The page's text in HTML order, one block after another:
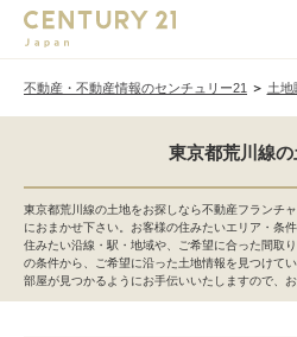
不動産・不動産情報のセンチュリー21 土地
東京都荒川線の
東京都荒川線の土地をお探しなら不動産フランチ
におまかせ下さい。お客様の住みたいエリア・条
住みたい沿線・駅・地域や、ご希望に合った間取
の条件から、ご希望に沿った土地情報を見つけて
部屋が見つかるようにお手伝いいたしますので、